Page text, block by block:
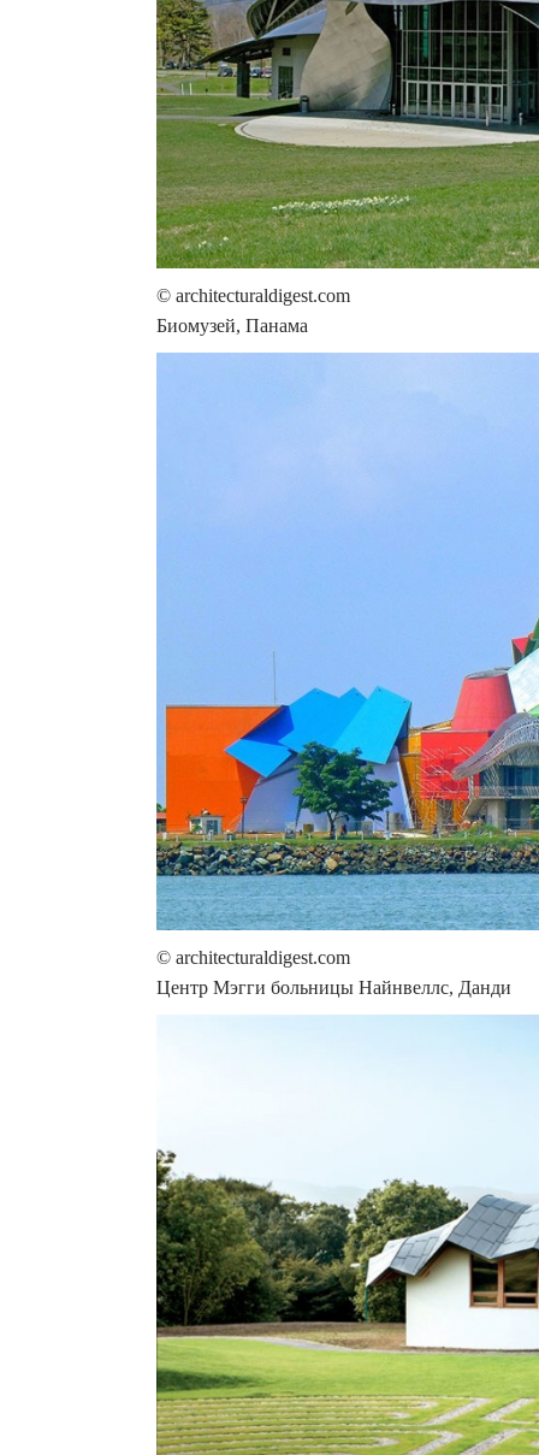
© architecturaldigest.com
Биомузей, Панама
© architecturaldigest.com
Центр Мэгги больницы Найнвеллс, Данди